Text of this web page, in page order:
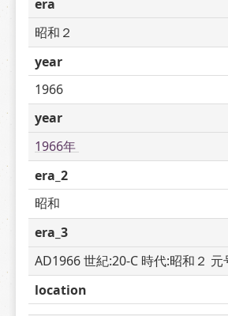
era
昭和２
year
1966
year
1966年
era_2
昭和
era_3
AD1966 世紀:20-C 時代:昭和２ 元
location